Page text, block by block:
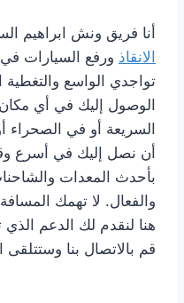
أنا فريق ونش ابراهيم
الانقاذ ورفع السيارات في
تواجدي الواسع والتغطية
الوصول إليك في أي
السريعة أو في الصحراء
أن نصل إليك في أسرع
بأحدث المعدات
والفعال. لا تهمك
هنا لنقدم لك الدعم
قم بالاتصال بنا